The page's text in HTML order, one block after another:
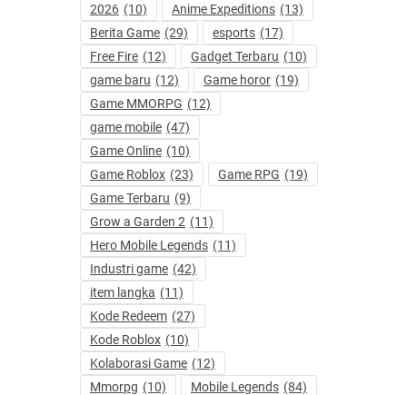
2026 (10) Anime Expeditions (13)
Berita Game (29) esports (17)
Free Fire (12) Gadget Terbaru (10)
game baru (12) Game horor (19)
Game MMORPG (12)
game mobile (47)
Game Online (10)
Game Roblox (23) Game RPG (19)
Game Terbaru (9)
Grow a Garden 2 (11)
Hero Mobile Legends (11)
Industri game (42)
item langka (11)
Kode Redeem (27)
Kode Roblox (10)
Kolaborasi Game (12)
Mmorpg (10) Mobile Legends (84)